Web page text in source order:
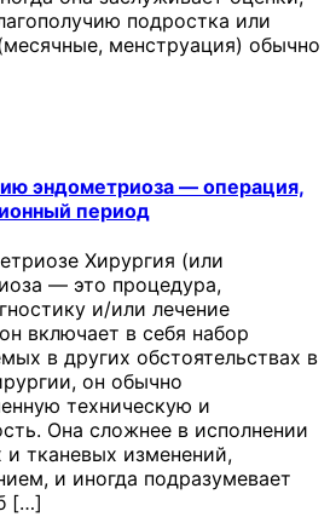
подростка или
менструация) обычно
эндометриоза — операция,
период
Хирургия (или
— это процедура,
и/или лечение
включает в себя набор
в других обстоятельствах в
он обычно
техническую и
Она сложнее в исполнении
и тканевых изменений,
и иногда подразумевает
[…]